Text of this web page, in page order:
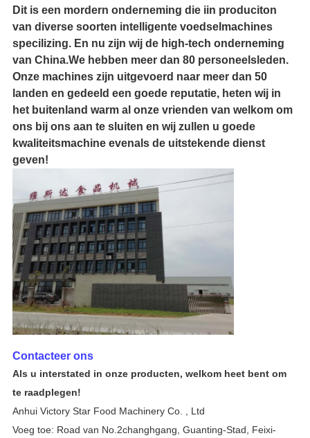
Dit is een mordern onderneming die iin produciton
van diverse soorten intelligente voedselmachines
specilizing. En nu zijn wij de high-tech onderneming
van China.We hebben meer dan 80 personeelsleden.
Onze machines zijn uitgevoerd naar meer dan 50
landen en gedeeld een goede reputatie, heten wij in
het buitenland warm al onze vrienden van welkom om
ons bij ons aan te sluiten en wij zullen u goede
kwaliteitsmachine evenals de uitstekende dienst
geven!
Contacteer ons
Als u interstated in onze producten, welkom heet bent om
te raadplegen!
Anhui Victory Star Food Machinery Co. , Ltd
Voeg toe: Road van No.2changhgang, Guanting-Stad, Feixi-